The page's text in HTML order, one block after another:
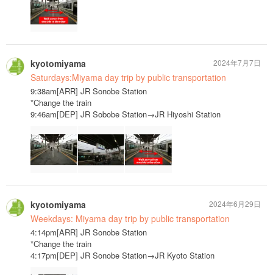
kyotomiyama
Saturdays:Miyama day trip by public transportation
9:38am[ARR] JR Sonobe Station
*Change the train
9:46am[DEP] JR Sobobe Station→JR Hiyoshi Station
2024年7月7日
kyotomiyama
Weekdays: Miyama day trip by public transportation
4:14pm[ARR] JR Sonobe Station
*Change the train
4:17pm[DEP] JR Sonobe Station→JR Kyoto Station
2024年6月29日